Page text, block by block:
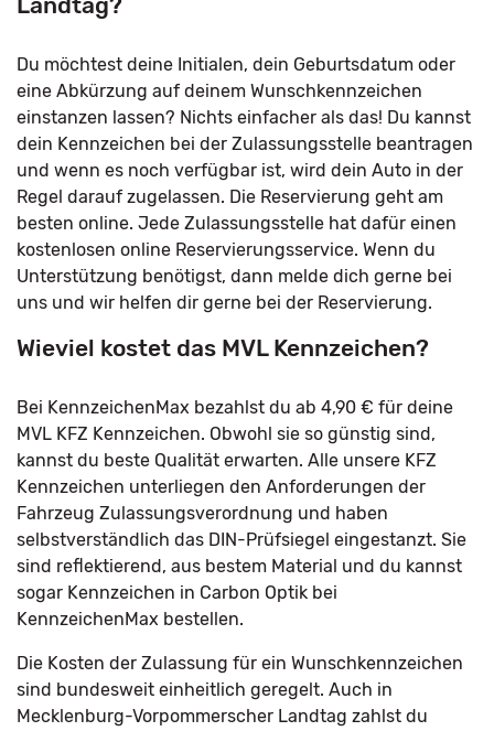
Du möchtest deine Initialen, dein Geburtsdatum oder
eine Abkürzung auf deinem Wunschkennzeichen
einstanzen lassen? Nichts einfacher als das! Du kannst
dein Kennzeichen bei der Zulassungsstelle beantragen
und wenn es noch verfügbar ist, wird dein Auto in der
Regel darauf zugelassen. Die Reservierung geht am
besten online. Jede Zulassungsstelle hat dafür einen
kostenlosen online Reservierungsservice. Wenn du
Unterstützung benötigst, dann melde dich gerne bei
uns und wir helfen dir gerne bei der Reservierung.
Wieviel kostet das MVL Kennzeichen?
Bei KennzeichenMax bezahlst du ab 4,90 € für deine
MVL KFZ Kennzeichen. Obwohl sie so günstig sind,
kannst du beste Qualität erwarten. Alle unsere KFZ
Kennzeichen unterliegen den Anforderungen der
Fahrzeug Zulassungsverordnung und haben
selbstverständlich das DIN-Prüfsiegel eingestanzt. Sie
sind reflektierend, aus bestem Material und du kannst
sogar Kennzeichen in Carbon Optik bei
KennzeichenMax bestellen.
Die Kosten der Zulassung für ein Wunschkennzeichen
sind bundesweit einheitlich geregelt. Auch in
Mecklenburg-Vorpommerscher Landtag zahlst du